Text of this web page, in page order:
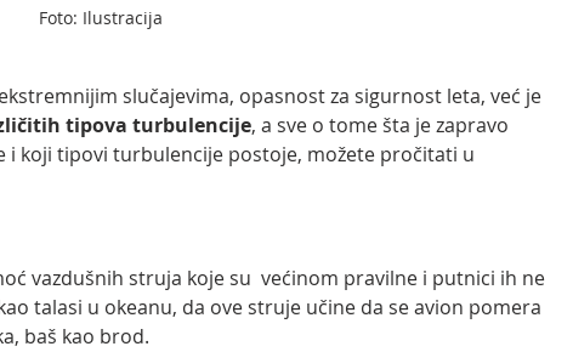
Foto: Ilustracija
slučajevima, opasnost za sigurnost leta, već je
tipova turbulencije, a sve o tome šta je zapravo
i koji tipovi turbulencije postoje, možete pročitati u
vazdušnih struja koje su  većinom pravilne i putnici ih ne
talasi u okeanu, da ove struje učine da se avion pomera
baš kao brod.